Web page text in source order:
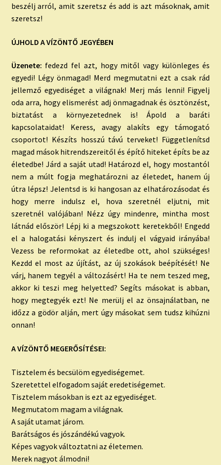
beszélj arról, amit szeretsz és add is azt másoknak, amit
szeretsz!
ÚJHOLD A VÍZÖNTŐ JEGYÉBEN
Üzenete: fedezd fel azt, hogy mitől vagy különleges és
egyedi! Légy önmagad! Merd megmutatni ezt a csak rád
jellemző egyediséget a világnak! Merj más lenni! Figyelj
oda arra, hogy elismerést adj önmagadnak és ösztönzést,
biztatást a környezetednek is! Ápold a baráti
kapcsolataidat! Keress, avagy alakíts egy támogató
csoportot! Készíts hosszú távú terveket! Függetlenítsd
magad mások hitrendszereitől és építő hiteket építs be az
életedbe! Járd a saját utad! Határozd el, hogy mostantól
nem a múlt fogja meghatározni az életedet, hanem új
útra lépsz! Jelentsd is ki hangosan az elhatározásodat és
hogy merre indulsz el, hova szeretnél eljutni, mit
szeretnél valójában! Nézz úgy mindenre, mintha most
látnád először! Lépj ki a megszokott keretekből! Engedd
el a halogatási kényszert és indulj el vágyaid irányába!
Vezess be reformokat az életedbe ott, ahol szükséges!
Kezdd el most az újítást, az új szokások beépítését! Ne
várj, hanem tegyél a változásért! Ha te nem teszed meg,
akkor ki teszi meg helyetted? Segíts másokat is abban,
hogy megtegyék ezt! Ne merülj el az önsajnálatban, ne
időzz a gödör alján, mert úgy másokat sem tudsz kihúzni
onnan!
A VÍZÖNTŐ MEGERŐSÍTÉSEI:
Tisztelem és becsülöm egyediségemet.
Szeretettel elfogadom saját eredetiségemet.
Tisztelem másokban is ezt az egyediséget.
Megmutatom magam a világnak.
A saját utamat járom.
Barátságos és jószándékú vagyok.
Képes vagyok változtatni az életemen.
Merek nagyot álmodni!